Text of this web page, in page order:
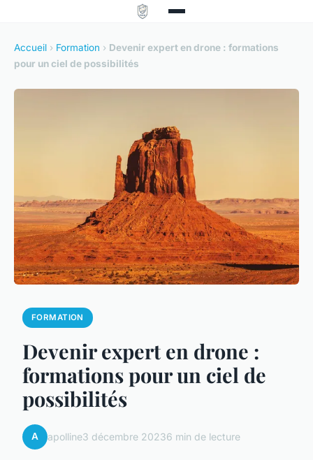
Accueil › Formation › Devenir expert en drone : formations
pour un ciel de possibilités
FORMATION
Devenir expert en drone :
formations pour un ciel de
possibilités
A apolline3 décembre 20236 min de lecture